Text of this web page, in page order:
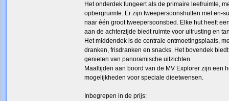
Het onderdek fungeert als de primaire leefruimte,
opbergruimte. Er zijn tweepersoonshutten met en-
naar één groot tweepersoonsbed. Elke hut heeft
aan de achterzijde biedt ruimte voor uitrusting en
Het middendek is de centrale ontmoetingsplaats,
dranken, frisdranken en snacks. Het bovendek
genieten van panoramische uitzichten.
Maaltijden aan boord van de MV Explorer zijn een
mogelijkheden voor speciale dieetwensen.
Inbegrepen in de prijs: